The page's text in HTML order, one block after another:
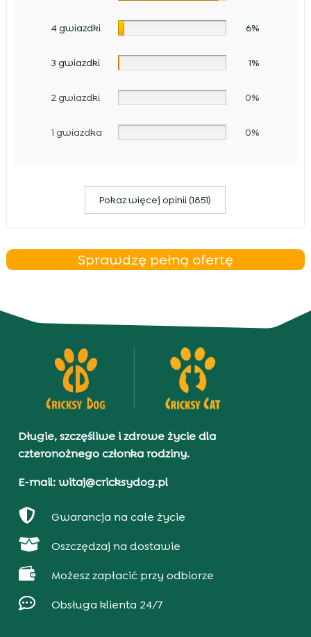
4 gwiazdki 6%
3 gwiazdki 1%
2 gwiazdki 0%
1 gwiazdka 0%
Pokaz więcej opinii (1851)
Sprawdzę pełną ofertę
Długie, szczęśliwe i zdrowe życie dla
czteronożnego członka rodziny.
E-mail: witaj@cricksydog.pl
 Gwarancja na całe życie
 Oszczędzaj na dostawie
 Możesz zapłacić przy odbiorze
 Obsługa klienta 24/7